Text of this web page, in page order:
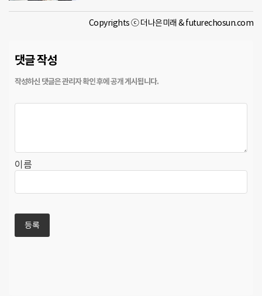
Copyrights ⓒ 더나은미래 & futurechosun.com
댓글 작성
이름